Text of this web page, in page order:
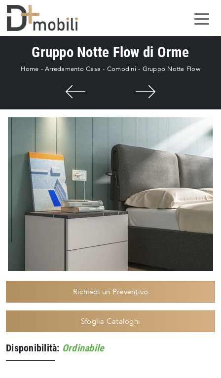
Gruppo Notte Flow di Orme
Home - Arredamento Casa - Comodini - Gruppo Notte Flow
Richiedi un Preventivo
Sfoglia Cataloghi
Disponibilità: Ordinabile